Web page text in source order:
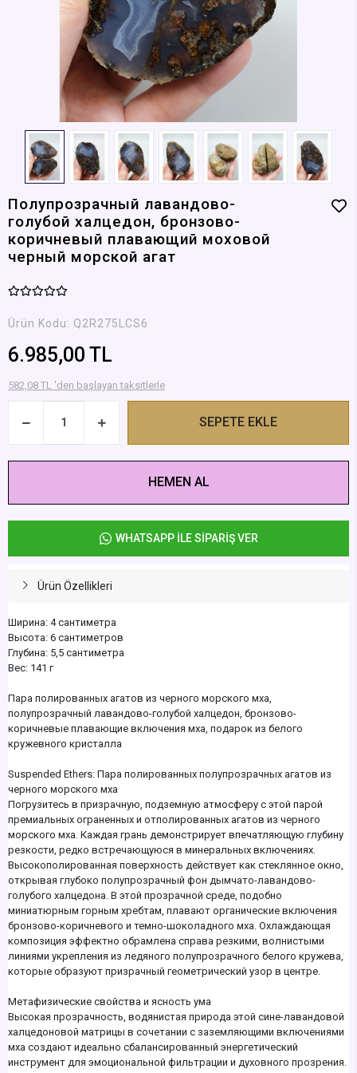
Полупрозрачный лавандово-
голубой халцедон, бронзово-
коричневый плавающий моховой
черный морской агат
Ürün Kodu: Q2R275LCS6
6.985,00 TL
582,08 TL 'den başlayan taksitlerle
SEPETE EKLE
HEMEN AL
WHATSAPP İLE SİPARİŞ VER
Ürün Özellikleri
Ширина: 4 сантиметра
Высота: 6 сантиметров
Глубина: 5,5 сантиметра
Вес: 141 г
Пара полированных агатов из черного морского мха,
полупрозрачный лавандово-голубой халцедон, бронзово-
коричневые плавающие включения мха, подарок из белого
кружевного кристалла
Suspended Ethers: Пара полированных полупрозрачных агатов из
черного морского мха
Погрузитесь в призрачную, подземную атмосферу с этой парой
премиальных ограненных и отполированных агатов из черного
морского мха. Каждая грань демонстрирует впечатляющую глубину
резкости, редко встречающуюся в минеральных включениях.
Высокополированная поверхность действует как стеклянное окно,
открывая глубоко полупрозрачный фон дымчато-лавандово-
голубого халцедона. В этой прозрачной среде, подобно
миниатюрным горным хребтам, плавают органические включения
бронзово-коричневого и темно-шоколадного мха. Охлаждающая
композиция эффектно обрамлена справа резкими, волнистыми
линиями укрепления из ледяного полупрозрачного белого кружева,
которые образуют призрачный геометрический узор в центре.
Метафизические свойства и ясность ума
Высокая прозрачность, водянистая природа этой сине-лавандовой
халцедоновой матрицы в сочетании с заземляющими включениями
мха создают идеально сбалансированный энергетический
инструмент для эмоциональной фильтрации и духовного прозрения.